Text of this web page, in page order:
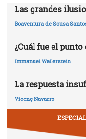
Las grandes
Boaventura de Sousa
¿Cuál fue el
Immanuel Wallerstein
La respuesta
Vicenç Navarro